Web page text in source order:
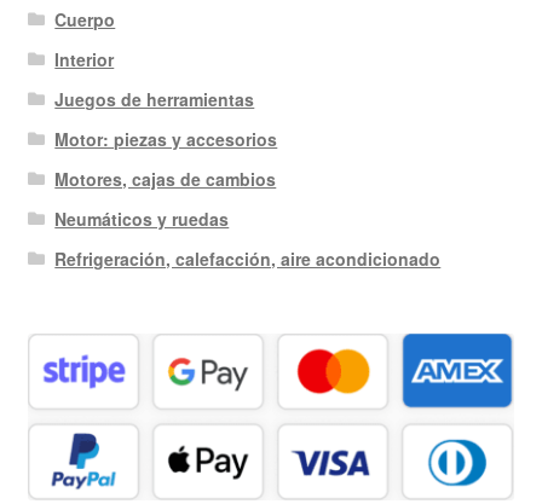
Cuerpo
Interior
Juegos de herramientas
Motor: piezas y accesorios
Motores, cajas de cambios
Neumáticos y ruedas
Refrigeración, calefacción, aire acondicionado